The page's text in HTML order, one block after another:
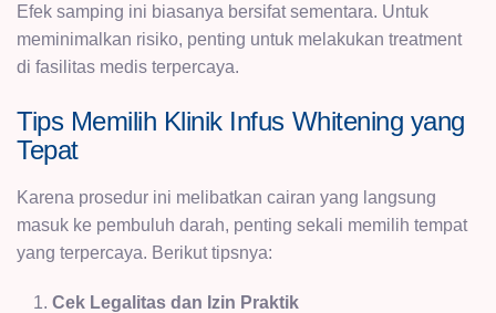
Efek samping ini biasanya bersifat sementara. Untuk
meminimalkan risiko, penting untuk melakukan treatment
di fasilitas medis terpercaya.
Tips Memilih Klinik Infus Whitening yang
Tepat
Karena prosedur ini melibatkan cairan yang langsung
masuk ke pembuluh darah, penting sekali memilih tempat
yang terpercaya. Berikut tipsnya:
Cek Legalitas dan Izin Praktik